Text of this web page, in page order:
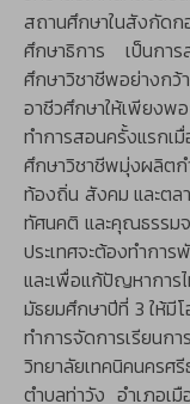
สถานศึกษาในสังกัดก
ศึกษาธิการ เป็นการ
ศึกษาวิชาชีพอย่าง
อาชีวศึกษาให้เพียง
ทำการสอนครั้งแรก
ศึกษาวิชาชีพมุ่งผลิต
ท้องถิ่น สังคม และตล
ทัศนคติ และคุณธรรม
ประเทศจะต้องทำก
และเพื่อแก้ปัญหาการ
มัธยมศึกษาปีที่ 3 ให้มี
ทำการจัดการเรียน
วิทยาลัยเทคนิคนครศ
ตำบลท่าวัง อำเภอเ